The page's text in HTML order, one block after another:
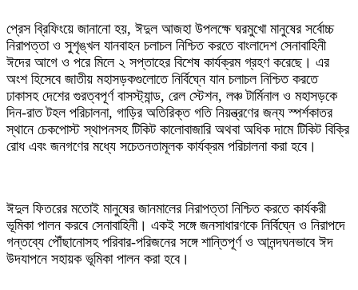
‎প্রেস ব্রিফিংয়ে জানানো হয়, ঈদুল আজহা উপলক্ষে ঘরমুখো মানুষের সর্বোচ্চ
নিরাপত্তা ও সুশৃঙ্খল যানবাহন চলাচল নিশ্চিত করতে বাংলাদেশ সেনাবাহিনী
ঈদের আগে ও পরে মিলে ২ সপ্তাহের বিশেষ কার্যক্রম গ্রহণ করেছে। এর
অংশ হিসেবে জাতীয় মহাসড়কগুলোতে নির্বিঘ্নে যান চলাচল নিশ্চিত করতে
ঢাকাসহ দেশের গুরত্বপূর্ণ বাসস্ট্যান্ড, রেল স্টেশন, লঞ্চ টার্মিনাল ও মহাসড়কে
দিন-রাত টহল পরিচালনা, গাড়ির অতিরিক্ত গতি নিয়ন্ত্রণের জন্য স্পর্শকাতর
স্থানে চেকপোস্ট স্থাপনসহ টিকিট কালোবাজারি অথবা অধিক দামে টিকিট বিক্রি
রোধ এবং জনগণের মধ্যে সচেতনতামূলক কার্যক্রম পরিচালনা করা হবে।
‎ঈদুল ফিতরের মতোই মানুষের জানমালের নিরাপত্তা নিশ্চিত করতে কার্যকরী
ভূমিকা পালন করবে সেনাবাহিনী। একই সঙ্গে জনসাধারণকে নির্বিঘ্নে ও নিরাপদে
গন্তব্যে পৌঁছানোসহ পরিবার-পরিজনের সঙ্গে শান্তিপূর্ণ ও আনন্দঘনভাবে ঈদ
উদযাপনে সহায়ক ভূমিকা পালন করা হবে।